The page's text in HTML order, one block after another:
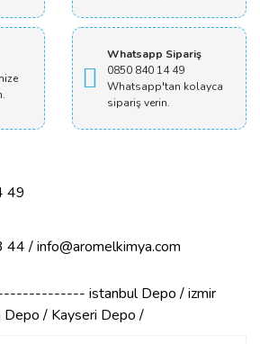
Whatsapp Sipariş
0850 840 14 49
Whatsapp'tan kolayca
sipariş verin.
49
/ info@aromelkimya.com
istanbul Depo / izmir
Depo / Kayseri Depo /